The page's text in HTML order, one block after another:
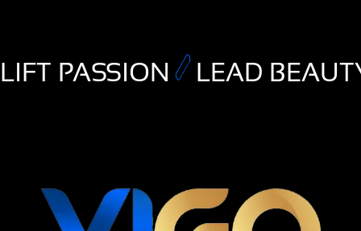
LIFT PASSION LEAD